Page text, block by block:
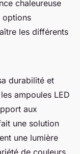
chaleureuse
options
les différents
durabilité et
ampoules LED
aux
une solution
une lumière